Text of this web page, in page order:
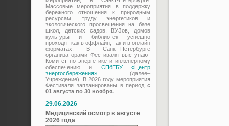
Массовые мероприятия в поддержку
бережного отношения к природным
ресурсам, труду энергетиков и
экологического просвещения на базе
школ, детских садов, ВУЗов, домов
культуры и библиотек успешно
проходят как в оффлайн, так и в онлайн
форматах. В Санкт-Петербурге
организаторами Фестиваля выступают
Комитет по энергетике и инженерному
обеспечению и СПбГБУ «Центр
энергосбережения» (далее–
Учреждение). В 2026 году мероприятия
Фестиваля запланированы в период с
01 августа по 30 ноября.
29.06.2026
Медицинский осмотр в августе
2026 года